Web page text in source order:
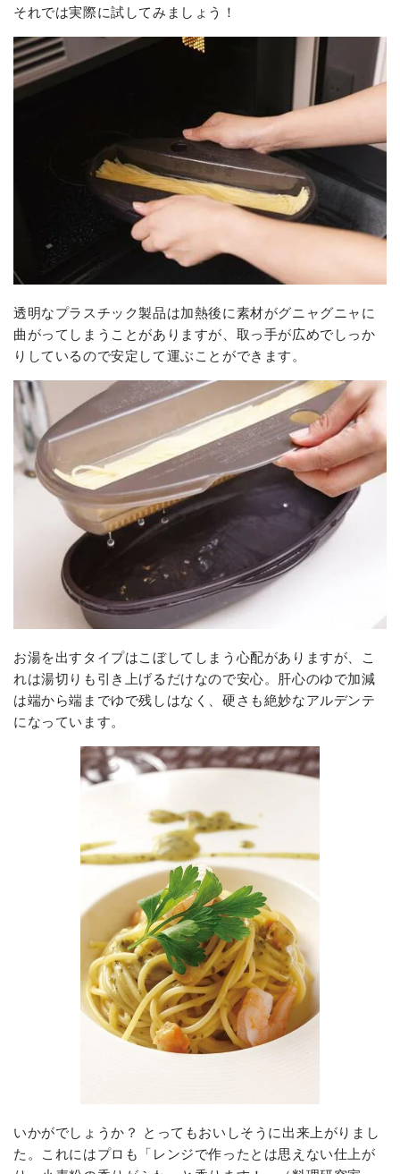
それでは実際に試してみましょう！
透明なプラスチック製品は加熱後に素材がグニャグニャに
曲がってしまうことがありますが、取っ手が広めでしっか
りしているので安定して運ぶことができます。
お湯を出すタイプはこぼしてしまう心配がありますが、こ
れは湯切りも引き上げるだけなので安心。肝心のゆで加減
は端から端までゆで残しはなく、硬さも絶妙なアルデンテ
になっています。
いかがでしょうか？ とってもおいしそうに出来上がりまし
た。これにはプロも「レンジで作ったとは思えない仕上が